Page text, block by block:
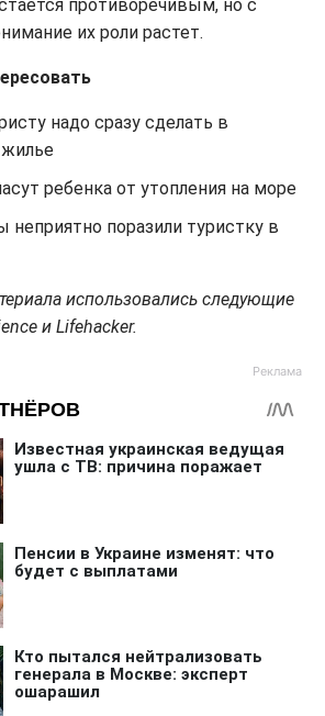
противоречивым, но с
их роли растет.
надо сразу сделать в
ребенка от утопления на море
поразили туристку в
использовались следующие
и Lifehacker.